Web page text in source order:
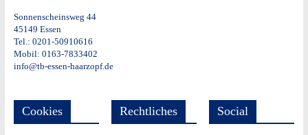
Sonnenscheinsweg 44
45149 Essen
Tel.: 0201-50910616
Mobil: 0163-7833402
info@tb-essen-haarzopf.de
Cookies Rechtliches Social